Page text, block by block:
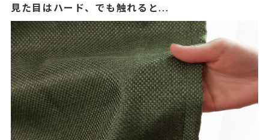
見た目はハード、でも触れると...